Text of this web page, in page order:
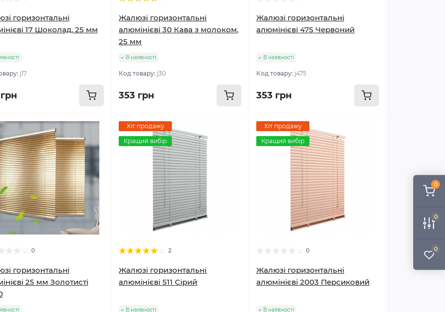
0
0
0
горизонтальні
17 Шоколад, 25 мм
j17
Жалюзі горизонтальні
алюмінієві 30 Кава з молоком,
25 мм
В наявності
Код товару: j30
353 грн
Жалюзі горизонтальні
алюмінієві 475 Червоний
В наявності
Код товару: j475
353 грн
0
горизонтальні
25 мм Золотисті
Хіт продажу
Кращий вибір
2
Жалюзі горизонтальні
алюмінієві 511 Сірий
В наявності
Хіт продажу
Кращий вибір
0
Жалюзі горизонтальні
алюмінієві 2003 Персиковий
В наявності